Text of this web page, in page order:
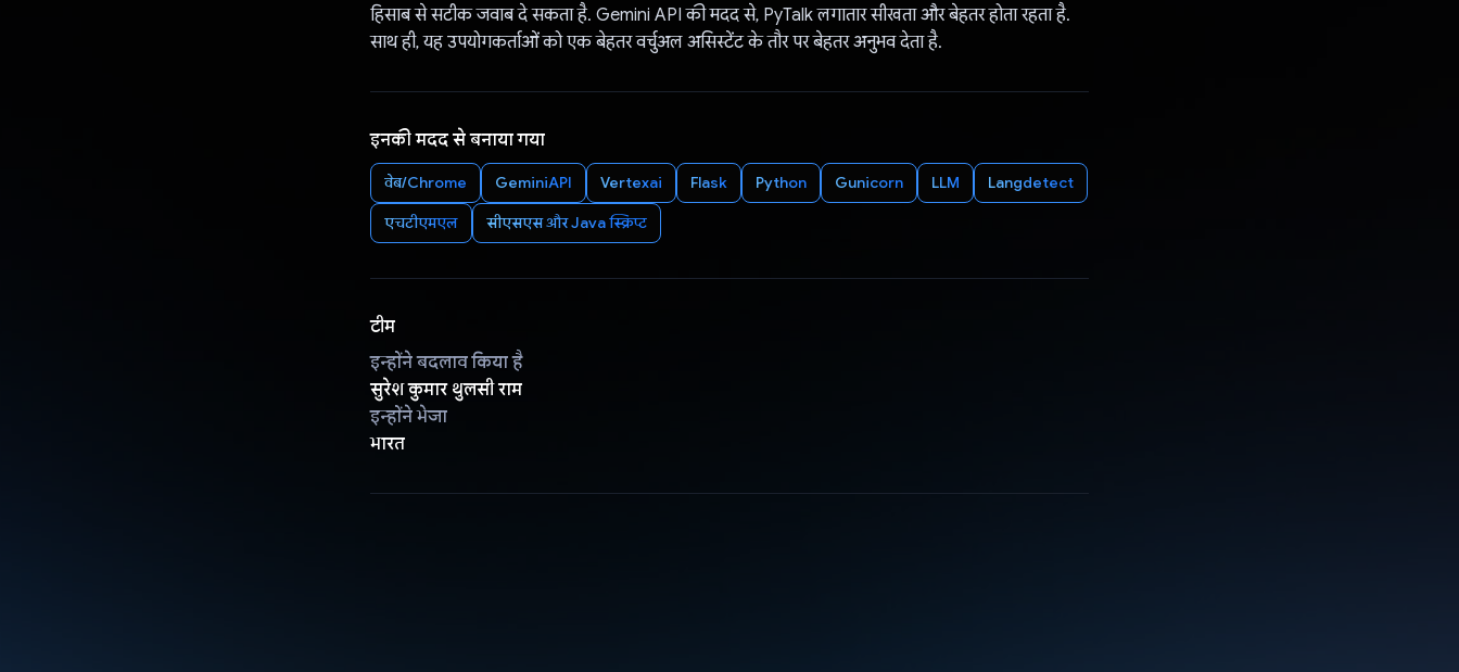
हिसाब से सटीक जवाब दे सकता है. Gemini API की मदद से, PyTalk लगातार सीखता और बेहतर होता रहता है.
साथ ही, यह उपयोगकर्ताओं को एक बेहतर वर्चुअल असिस्टेंट के तौर पर बेहतर अनुभव देता है.
इनकी मदद से बनाया गया
वेब/Chrome GeminiAPI Vertexai Flask Python Gunicorn LLM Langdetect
एचटीएमएल सीएसएस और Java स्क्रिप्ट
टीम
इन्होंने बदलाव किया है
सुरेश कुमार थुलसी राम
इन्होंने भेजा
भारत